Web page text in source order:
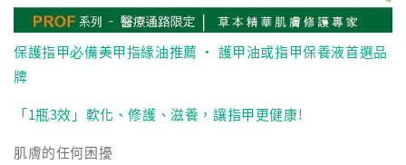
保護指甲必備美甲指緣油推薦 ‧ 護甲油或指甲保養液首選品
牌
「1瓶3效」軟化、修護、滋養，讓指甲更健康!
肌膚的任何困擾